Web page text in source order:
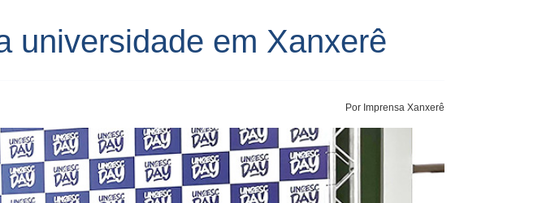
universidade em Xanxerê
Por Imprensa Xanxerê